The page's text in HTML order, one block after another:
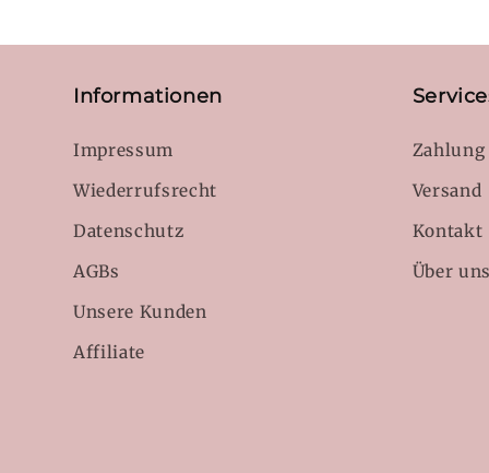
Informationen
Impressum
Wiederrufsrecht
Datenschutz
AGBs
Unsere Kunden
Affiliate
Zahlung
Versand
Kontakt
Über uns